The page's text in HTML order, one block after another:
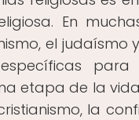
En
el judaísmo
etapa de la
la